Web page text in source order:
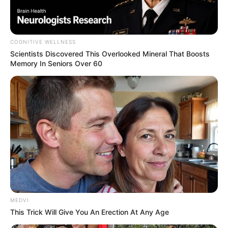
Estão abertas as inscrições para a segunda edição de 2022
do Programa Universidade para Todos (ProUni). Os
COGNITIVE WELLNESS
Scientists Discovered This Overlooked Mineral That Boosts
Memory In Seniors Over 60
MEDVI
This Trick Will Give You An Erection At Any Age